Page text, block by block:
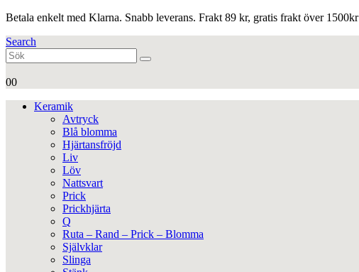
Betala enkelt med Klarna. Snabb leverans. Frakt 89 kr, gratis frakt över 1500kr
Search
00
Keramik
Avtryck
Blå blomma
Hjärtansfröjd
Liv
Löv
Nattsvart
Prick
Prickhjärta
Q
Ruta – Rand – Prick – Blomma
Självklar
Slinga